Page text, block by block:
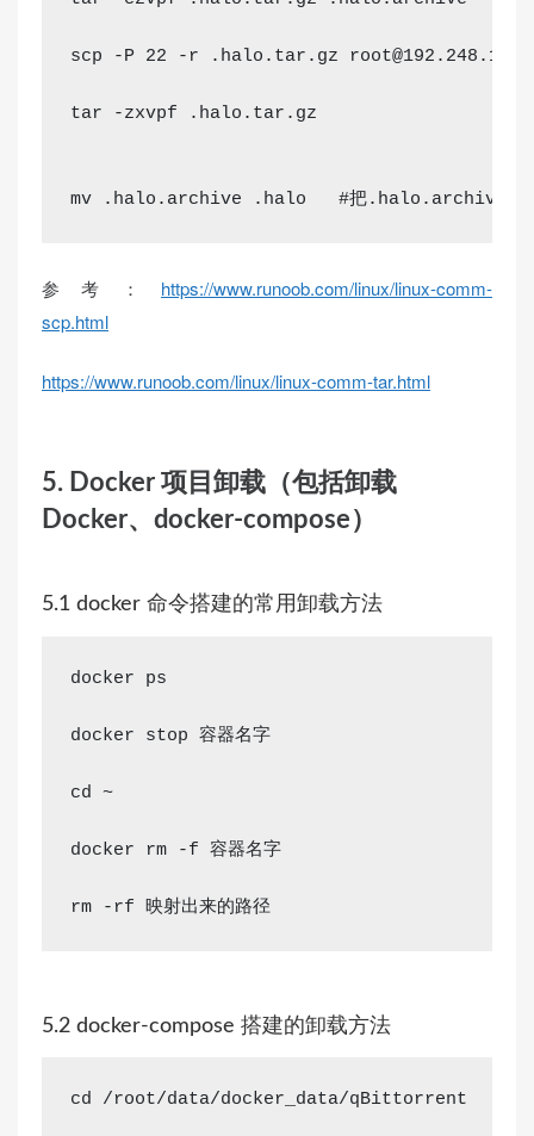
scp -P 22 -r .halo.tar.gz
tar -zxvpf .halo.tar.gz
mv .halo.archive .halo #把.halo.archive重
参考： https://www.runoob.com/linux/linux-comm-
scp.html
https://www.runoob.com/linux/linux-comm-tar.html
5. Docker 项目卸载（包括卸载
Docker、docker-compose）
5.1 docker 命令搭建的常用卸载方法
docker ps
docker stop 容器名字
cd ~
docker rm -f 容器名字
rm -rf 映射出来的路径
5.2 docker-compose 搭建的卸载方法
cd /root/data/docker_data/qBittorrent